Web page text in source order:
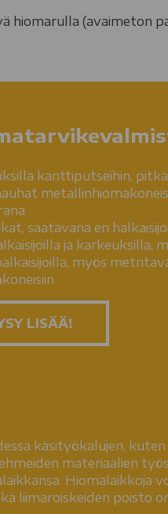
hiomarulla (avaimeton
kanttiputseihin,
saatavana eri
ja karkeuksilla,
myös
LISÄÄ!
käsityökalujen,
materiaalien
Hiomalaikkoja
liimaroiskeiden poisto